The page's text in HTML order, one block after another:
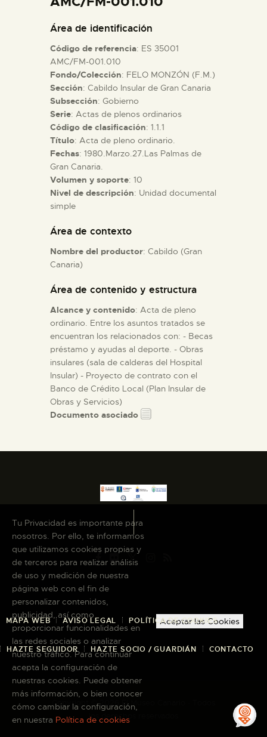
ACTIVIDADES
█
EL MUSEO
COLECCIONES
DIDÁCTICA
ESPAÑOL
Área de identificación
Código de referencia: ES 35001
AMC/FM-001.010
Fondo/Colección: FELO MONZÓN (F.M.)
Sección: Cabildo Insular de Gran Canaria
Subsección: Gobierno
Serie: Actas de plenos ordinarios
Código de clasificación: 1.1.1
Título: Acta de pleno ordinario.
Fechas: 1980.Marzo.27.Las Palmas de
Gran Canaria.
Volumen y soporte: 10
Nivel de descripción: Unidad documental
simple
Área de contexto
Nombre del productor: Cabildo (Gran
Canaria)
Área de contenido y estructura
Alcance y contenido: Acta de pleno
ordinario. Entre los asuntos tratados se
encuentran los relacionados con: - Becas
préstamo y ayudas al deporte. - Obras
insulares (sala de calderas del Hospital
Insular) - Proyecto de contrato con el
Banco de Crédito Local (Plan Insular de
Obras y Servicios)
Documento asociado
MAPA WEB AVISO LEGAL POLÍTICA DE COOKIES
HAZTE SEGUIDOR HAZTE SOCIO / GUARDIÁN CONTACTO
Copyright © 2026 El Museo Canario · Todos
los derechos reservados
Tu Privacidad es importante para
nosotros. Por ello, te informamos
que utilizamos cookies propias y
de terceros para realizar análisis
de uso y medición de nuestra
página web con el fin de
personalizar contenidos,
publicidad, así como
proporcionar funcionalidades en
las redes sociales o analizar
nuestro tráfico. Para continuar
acepta la configuración de
nuestras cookies. Puede obtener
más información, o bien conocer
cómo cambiar la configuración,
en nuestra Política de cookies
Aceptar las Cookies